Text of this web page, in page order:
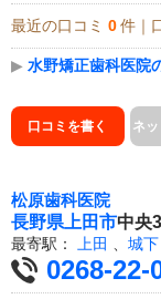
最近の口コミ 0 件｜
▶ 水野矯正歯科医院
口コミを書く ネ
松原歯科医院
長野県上田市中央
最寄駅： 上田 、 城下
0268-22-